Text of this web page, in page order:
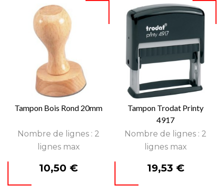
Tampon Bois Rond 20mm
Nombre de lignes : 2
lignes max
Prix
10,50 €
Tampon Trodat Printy
4917
Nombre de lignes : 2
lignes max
Prix
19,53 €